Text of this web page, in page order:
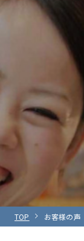
TOP お客様の声